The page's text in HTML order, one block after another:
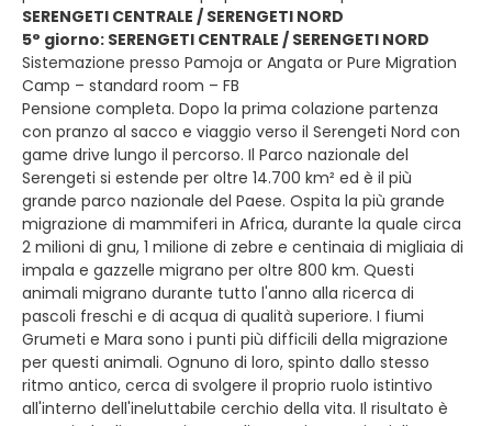
SERENGETI CENTRALE / SERENGETI NORD
5° giorno: SERENGETI CENTRALE / SERENGETI NORD
Sistemazione presso Pamoja or Angata or Pure Migration
Camp – standard room – FB
Pensione completa. Dopo la prima colazione partenza
con pranzo al sacco e viaggio verso il Serengeti Nord con
game drive lungo il percorso. Il Parco nazionale del
Serengeti si estende per oltre 14.700 km² ed è il più
grande parco nazionale del Paese. Ospita la più grande
migrazione di mammiferi in Africa, durante la quale circa
2 milioni di gnu, 1 milione di zebre e centinaia di migliaia di
impala e gazzelle migrano per oltre 800 km. Questi
animali migrano durante tutto l'anno alla ricerca di
pascoli freschi e di acqua di qualità superiore. I fiumi
Grumeti e Mara sono i punti più difficili della migrazione
per questi animali. Ognuno di loro, spinto dallo stesso
ritmo antico, cerca di svolgere il proprio ruolo istintivo
all'interno dell'ineluttabile cerchio della vita. Il risultato è